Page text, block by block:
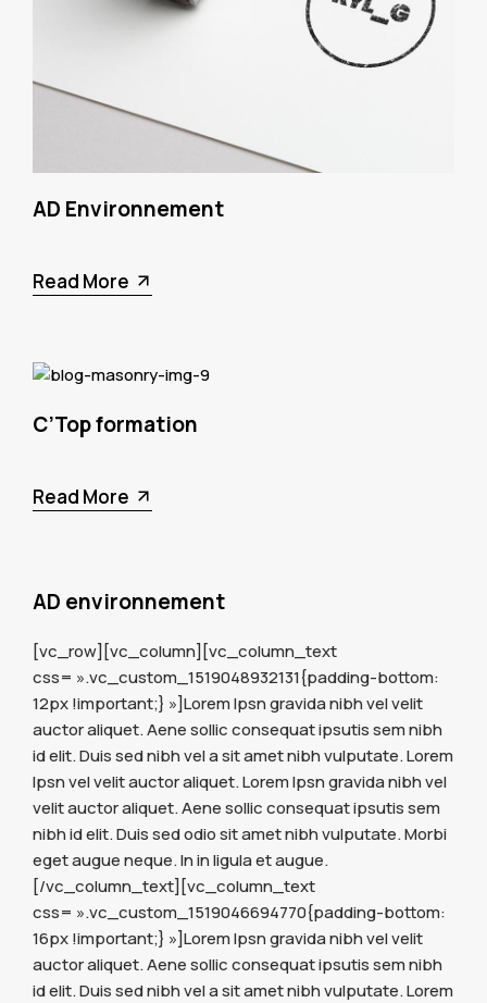
AD Environnement
Read More
C’Top formation
Read More
AD environnement
[vc_row][vc_column][vc_column_text
css= ».vc_custom_1519048932131{padding-bottom:
12px !important;} »]Lorem Ipsn gravida nibh vel velit
auctor aliquet. Aene sollic consequat ipsutis sem nibh
id elit. Duis sed nibh vel a sit amet nibh vulputate. Lorem
Ipsn vel velit auctor aliquet. Lorem Ipsn gravida nibh vel
velit auctor aliquet. Aene sollic consequat ipsutis sem
nibh id elit. Duis sed odio sit amet nibh vulputate. Morbi
eget augue neque. In in ligula et augue.
[/vc_column_text][vc_column_text
css= ».vc_custom_1519046694770{padding-bottom:
16px !important;} »]Lorem Ipsn gravida nibh vel velit
auctor aliquet. Aene sollic consequat ipsutis sem nibh
id elit. Duis sed nibh vel a sit amet nibh vulputate. Lorem